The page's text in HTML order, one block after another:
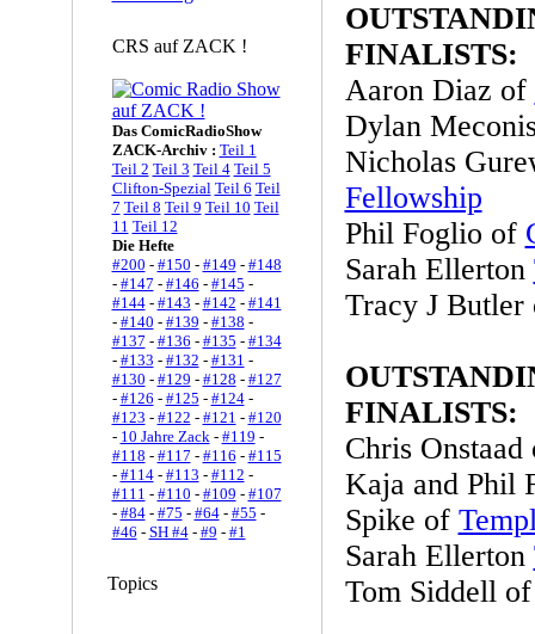
CRS auf ZACK !
Das ComicRadioShow
ZACK-Archiv : Teil 1
Teil 2 Teil 3 Teil 4 Teil 5
Clifton-Spezial Teil 6 Teil
7 Teil 8 Teil 9 Teil 10 Teil
11 Teil 12
Die Hefte
#200 - #150 - #149 - #148
- #147 - #146 - #145 -
#144- #143 - #142 - #141
- #140 - #139 - #138 -
#137 - #136 - #135 - #134
- #133 - #132 - #131 -
#130 - #129 - #128 - #127
- #126 - #125 - #124-
#123 - #122 - #121 - #120
- 10 Jahre Zack- #119 -
#118 - #117 - #116 - #115
- #114- #113 - #112 -
#111 - #110 - #109 - #107
- #84- #75 - #64- #55 -
#46 - SH #4- #9 - #1
Topics
FINALISTS:
Aaron Diaz of
Dylan
Nicholas
Fellowship
Phil Foglio of
Sarah Ellerton
Tracy J
FINALISTS:
Chris
Kaja and Phil
Spike of
Sarah Ellerton
Tom Siddell